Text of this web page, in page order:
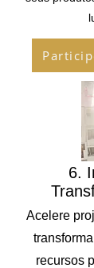
6.
Acelere
recursos